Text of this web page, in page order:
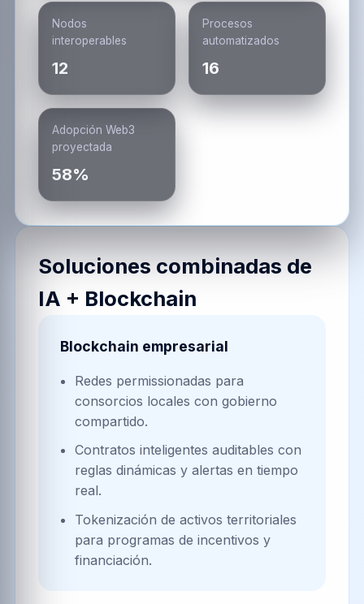
Nodos
interoperables
12
Procesos
automatizados
16
Adopción Web3
proyectada
58%
Soluciones combinadas de
IA + Blockchain
Blockchain empresarial
Redes permissionadas para
consorcios locales con gobierno
compartido.
Contratos inteligentes auditables con
reglas dinámicas y alertas en tiempo
real.
Tokenización de activos territoriales
para programas de incentivos y
financiación.